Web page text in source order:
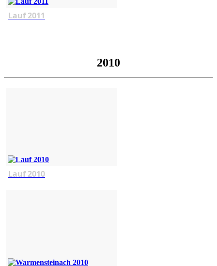
Lauf 2011
2010
Lauf 2010